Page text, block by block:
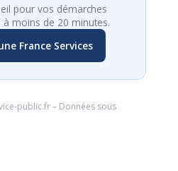
pour vos démarches
à moins de 20 minutes.
France Services
public.fr– Données sous